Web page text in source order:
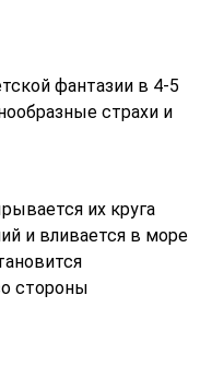
фантазии в 4-5
страхи и
их круга
и вливается в море
стороны